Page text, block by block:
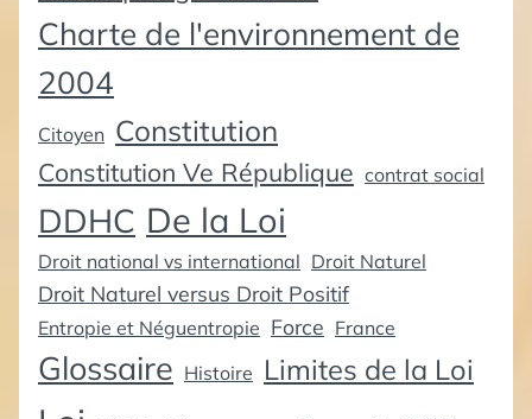
Charte de l'environnement de
2004
Citoyen Constitution
Constitution Ve République contrat social
DDHC De la Loi
Droit national vs international Droit Naturel
Droit Naturel versus Droit Positif
Entropie et Néguentropie Force France
Glossaire Histoire Limites de la Loi